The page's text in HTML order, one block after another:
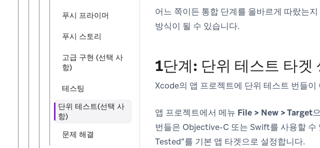
푸시 프라이머
푸시 스토리
고급 구현 (선택 사
항)
테스팅
단위 테스트(선택 사
항)
문제 해결
어느 쪽이든 통합 단계를 올바르게 따랐는
방식이 될 수 있습니다.
1단계: 단위 테스트 타겟
Xcode의 앱 프로젝트에 단위 테스트 번들
앱 프로젝트에서 메뉴 File > New > Target
번들은 Objective-C 또는 Swift를 사용할
Tested”를 기본 앱 타겟으로 설정합니다.